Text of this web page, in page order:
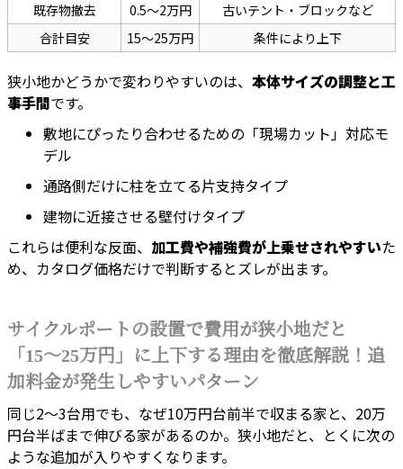
既存物撤去
0.5〜2万円
古いテント・ブロックなど
合計目安
15〜25万円 条件により上下
狭小地かどうかで変わりやすいのは、 本体サイズの調整と工
事手間です。
敷地にぴったり合わせるための「現場カット」対応モ
デル
通路側だけに柱を立てる片支持タイプ
建物に近接させる壁付けタイプ
これらは便利な反面、 加工費や補強費が上乗せされやすいた
め、カタログ価格だけで判断するとズレが出ます。
サイクルポートの設置で費用が狭小地だと
「15〜25万円」に上下する理由を徹底解説！追
加料金が発生しやすいパターン
同じ2〜3台用でも、なぜ10万円台前半で収まる家と、20万
円台半ばまで伸びる家があるのか。狭小地だと、とくに次の
ような追加が入りやすくなります。